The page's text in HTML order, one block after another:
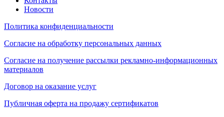
Новости
Политика конфиденциальности
Согласие на обработку персональных данных
Согласие на получение рассылки рекламно-информационных
материалов
Договор на оказание услуг
Публичная оферта на продажу сертификатов